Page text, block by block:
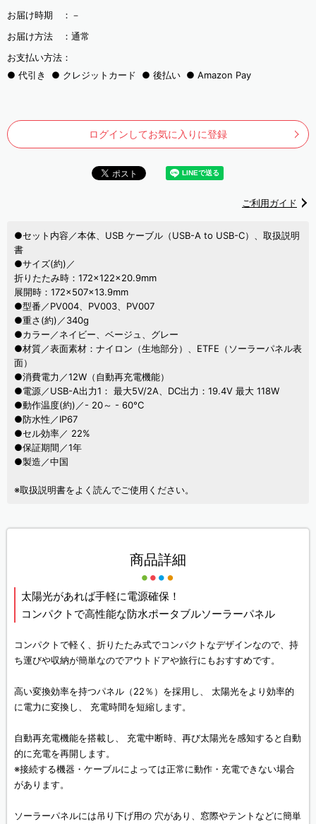
お届け時期 ： －
お届け方法 ： 通常
お支払い方法：
代引き
クレジットカード 後払い Amazon Pay
ログインしてお気に入りに登録
ご利用ガイド
●セット内容／本体、USB ケーブル（USB-A to USB-C）、取扱説明
書
●サイズ(約)／
折りたたみ時：172×122×20.9mm
展開時：172×507×13.9mm
●型番／PV004、PV003、PV007
●重さ(約)／340g
●カラー／ネイビー、ベージュ、グレー
●材質／表面素材：ナイロン（生地部分）、ETFE（ソーラーパネル表
面）
●消費電力／12W（自動再充電機能）
●電源／USB-A出力1： 最大5V/2A、DC出力：19.4V 最大 118W
●動作温度(約)／- 20～ - 60°C
●防水性／IP67
●セル効率／ 22%
●保証期間／1年
●製造／中国
※取扱説明書をよく読んでご使用ください。
商品詳細
太陽光があれば手軽に電源確保！
コンパクトで高性能な防水ポータブルソーラーパネル
コンパクトで軽く、折りたたみ式でコンパクトなデザインなので、持
ち運びや収納が簡単なのでアウトドアや旅行にもおすすめです。
高い変換効率を持つパネル（22％）を採用し、 太陽光をより効率的
に電力に変換し、 充電時間を短縮します。
自動再充電機能を搭載し、 充電中断時、再び太陽光を感知すると自動
的に充電を再開します。
※接続する機器・ケーブルによっては正常に動作・充電できない場合
があります。
ソーラーパネルには吊り下げ用の 穴があり、窓際やテントなどに簡単